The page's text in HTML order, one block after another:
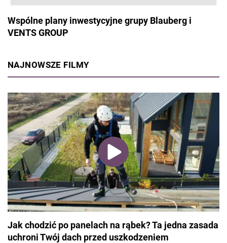
Wspólne plany inwestycyjne grupy Blauberg i
VENTS GROUP
NAJNOWSZE FILMY
Jak chodzić po panelach na rąbek? Ta jedna zasada
uchroni Twój dach przed uszkodzeniem